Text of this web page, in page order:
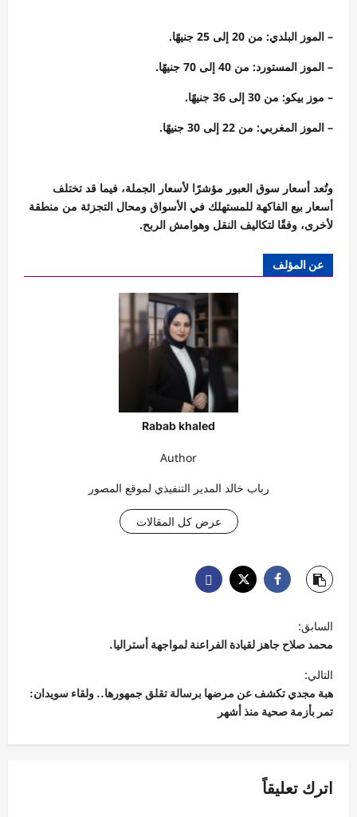
– الموز البلدي: من 20 إلى 25 جنيهًا.
– الموز المستورد: من 40 إلى 70 جنيهًا.
– موز بيكو: من 30 إلى 36 جنيهًا.
– الموز المغربي: من 22 إلى 30 جنيهًا.
وتُعد أسعار سوق العبور مؤشرًا لأسعار الجملة، فيما قد تختلف
أسعار بيع الفاكهة للمستهلك في الأسواق ومحال التجزئة من منطقة
لأخرى، وفقًا لتكاليف النقل وهوامش الربح.
عن المؤلف
Rabab khaled
Author
رباب خالد المدير التنفيذي لموقع المصور
عرض كل المقالات
ت
ص
فّ
ح
ا
ل
ق
السابق:
محمد صلاح جاهز لقيادة الفراعنة لمواجهة أستراليا.
التالي:
هبة مجدي تكشف عن مرضها برسالة تقلق جمهورها.. ولقاء سويدان:
تمر بأزمة صحية منذ أشهر
اترك تعليقاً